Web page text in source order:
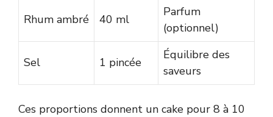
Rhum ambré 40 ml
Parfum
(optionnel)
Sel 1 pincée
Équilibre des
saveurs
Ces proportions donnent un cake pour 8 à 10